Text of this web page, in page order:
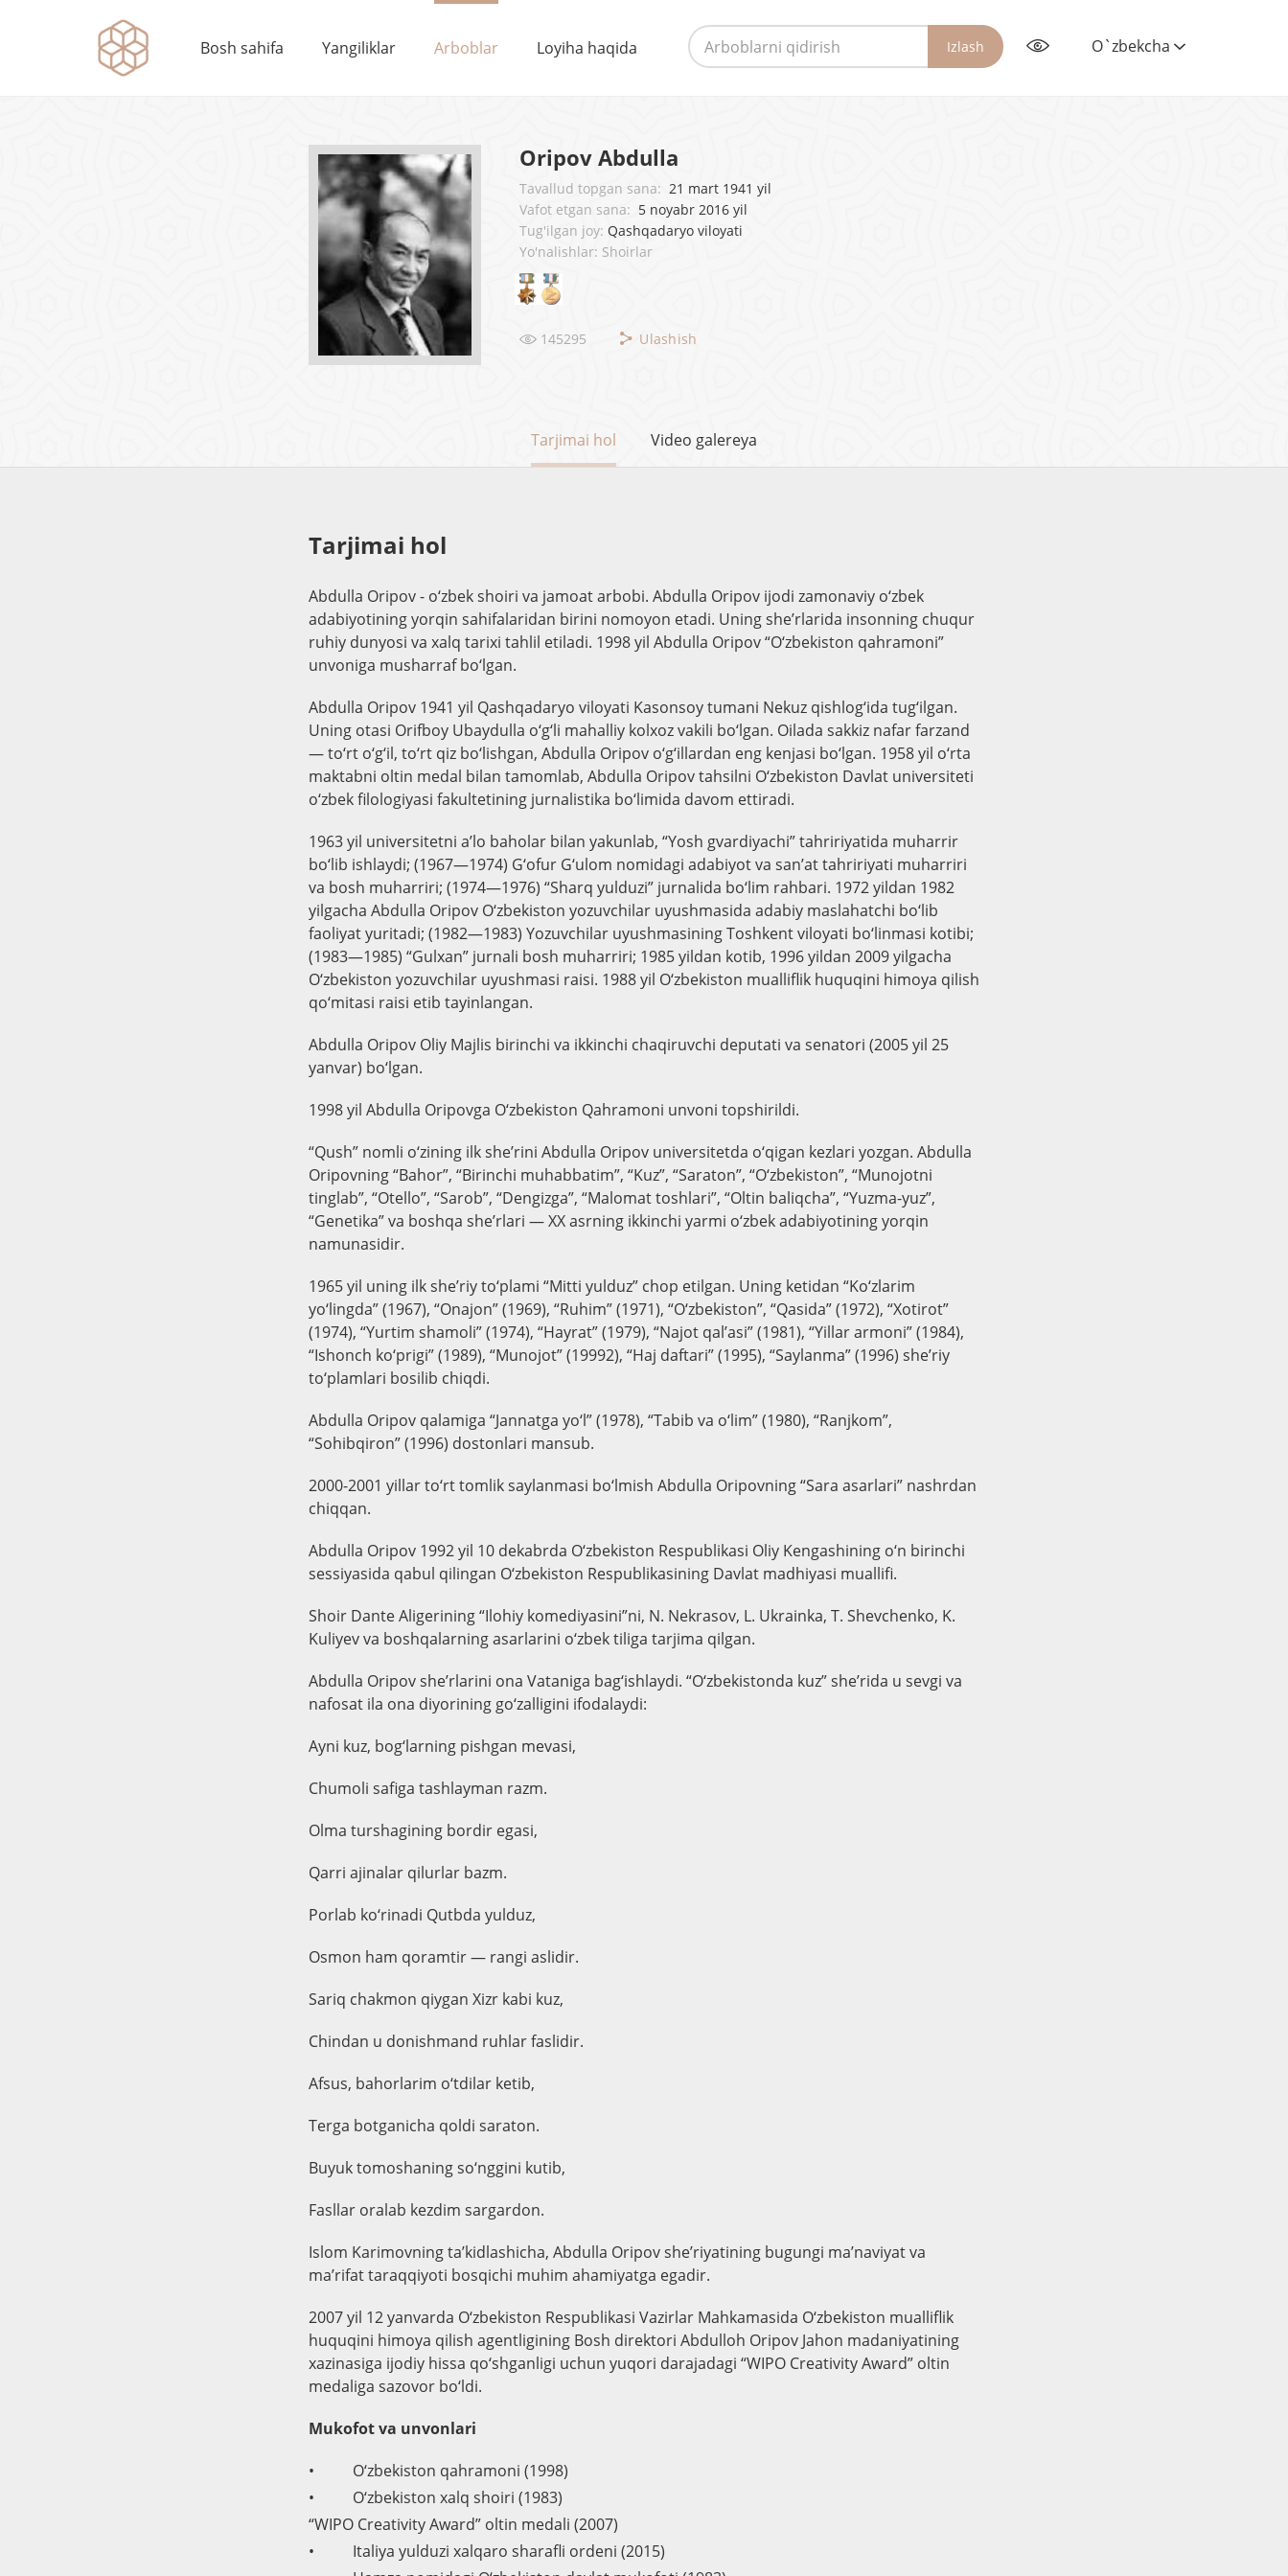
Bosh sahifa Yangiliklar Arboblar Loyiha haqida Izlash O`zbekcha
Oripov Abdulla
Tavallud topgan sana: 21 mart 1941 yil
Vafot etgan sana: 5 noyabr 2016 yil
Tug'ilgan joy: Qashqadaryo viloyati
Yo'nalishlar: Shoirlar
145295 Ulashish
Tarjimai hol Video galereya
Tarjimai hol
Abdulla Oripov - o‘zbek shoiri va jamoat arbobi. Abdulla Oripov ijodi zamonaviy o‘zbek
adabiyotining yorqin sahifalaridan birini nomoyon etadi. Uning she’rlarida insonning chuqur
ruhiy dunyosi va xalq tarixi tahlil etiladi. 1998 yil Abdulla Oripov “O‘zbekiston qahramoni”
unvoniga musharraf bo‘lgan.
Abdulla Oripov 1941 yil Qashqadaryo viloyati Kasonsoy tumani Nekuz qishlog‘ida tug‘ilgan.
Uning otasi Orifboy Ubaydulla o‘g‘li mahalliy kolxoz vakili bo‘lgan. Oilada sakkiz nafar farzand
— to‘rt o‘g‘il, to‘rt qiz bo‘lishgan, Abdulla Oripov o‘g‘illardan eng kenjasi bo‘lgan. 1958 yil o‘rta
maktabni oltin medal bilan tamomlab, Abdulla Oripov tahsilni O‘zbekiston Davlat universiteti
o‘zbek filologiyasi fakultetining jurnalistika bo‘limida davom ettiradi.
1963 yil universitetni a’lo baholar bilan yakunlab, “Yosh gvardiyachi” tahririyatida muharrir
bo‘lib ishlaydi; (1967—1974) G‘ofur G‘ulom nomidagi adabiyot va san’at tahririyati muharriri
va bosh muharriri; (1974—1976) “Sharq yulduzi” jurnalida bo‘lim rahbari. 1972 yildan 1982
yilgacha Abdulla Oripov O‘zbekiston yozuvchilar uyushmasida adabiy maslahatchi bo‘lib
faoliyat yuritadi; (1982—1983) Yozuvchilar uyushmasining Toshkent viloyati bo‘linmasi kotibi;
(1983—1985) “Gulxan” jurnali bosh muharriri; 1985 yildan kotib, 1996 yildan 2009 yilgacha
O‘zbekiston yozuvchilar uyushmasi raisi. 1988 yil O‘zbekiston mualliflik huquqini himoya qilish
qo‘mitasi raisi etib tayinlangan.
Abdulla Oripov Oliy Majlis birinchi va ikkinchi chaqiruvchi deputati va senatori (2005 yil 25
yanvar) bo‘lgan.
1998 yil Abdulla Oripovga O‘zbekiston Qahramoni unvoni topshirildi.
“Qush” nomli o‘zining ilk she’rini Abdulla Oripov universitetda o‘qigan kezlari yozgan. Abdulla
Oripovning “Bahor”, “Birinchi muhabbatim”, “Kuz”, “Saraton”, “O‘zbekiston”, “Munojotni
tinglab”, “Otello”, “Sarob”, “Dengizga”, “Malomat toshlari”, “Oltin baliqcha”, “Yuzma-yuz”,
“Genetika” va boshqa she’rlari — XX asrning ikkinchi yarmi o‘zbek adabiyotining yorqin
namunasidir.
1965 yil uning ilk she’riy to‘plami “Mitti yulduz” chop etilgan. Uning ketidan “Ko‘zlarim
yo‘lingda” (1967), “Onajon” (1969), “Ruhim” (1971), “O‘zbekiston”, “Qasida” (1972), “Xotirot”
(1974), “Yurtim shamoli” (1974), “Hayrat” (1979), “Najot qal’asi” (1981), “Yillar armoni” (1984),
“Ishonch ko‘prigi” (1989), “Munojot” (19992), “Haj daftari” (1995), “Saylanma” (1996) she’riy
to‘plamlari bosilib chiqdi.
Abdulla Oripov qalamiga “Jannatga yo‘l” (1978), “Tabib va o‘lim” (1980), “Ranjkom”,
“Sohibqiron” (1996) dostonlari mansub.
2000-2001 yillar to‘rt tomlik saylanmasi bo‘lmish Abdulla Oripovning “Sara asarlari” nashrdan
chiqqan.
Abdulla Oripov 1992 yil 10 dekabrda O‘zbekiston Respublikasi Oliy Kengashining o‘n birinchi
sessiyasida qabul qilingan O‘zbekiston Respublikasining Davlat madhiyasi muallifi.
Shoir Dante Aligerining “Ilohiy komediyasini”ni, N. Nekrasov, L. Ukrainka, T. Shevchenko, K.
Kuliyev va boshqalarning asarlarini o‘zbek tiliga tarjima qilgan.
Abdulla Oripov she’rlarini ona Vataniga bag‘ishlaydi. “O‘zbekistonda kuz” she’rida u sevgi va
nafosat ila ona diyorining go‘zalligini ifodalaydi:
Ayni kuz, bog‘larning pishgan mevasi,
Chumoli safiga tashlayman razm.
Olma turshagining bordir egasi,
Qarri ajinalar qilurlar bazm.
Porlab ko‘rinadi Qutbda yulduz,
Osmon ham qoramtir — rangi aslidir.
Sariq chakmon qiygan Xizr kabi kuz,
Chindan u donishmand ruhlar faslidir.
Afsus, bahorlarim o‘tdilar ketib,
Terga botganicha qoldi saraton.
Buyuk tomoshaning so‘nggini kutib,
Fasllar oralab kezdim sargardon.
Islom Karimovning ta’kidlashicha, Abdulla Oripov she’riyatining bugungi ma’naviyat va
ma’rifat taraqqiyoti bosqichi muhim ahamiyatga egadir.
2007 yil 12 yanvarda O‘zbekiston Respublikasi Vazirlar Mahkamasida O‘zbekiston mualliflik
huquqini himoya qilish agentligining Bosh direktori Abdulloh Oripov Jahon madaniyatining
xazinasiga ijodiy hissa qo‘shganligi uchun yuqori darajadagi “WIPO Creativity Award” oltin
medaliga sazovor bo‘ldi.
Mukofot va unvonlari
• O‘zbekiston qahramoni (1998)
• O‘zbekiston xalq shoiri (1983)
“WIPO Creativity Award” oltin medali (2007)
• Italiya yulduzi xalqaro sharafli ordeni (2015)